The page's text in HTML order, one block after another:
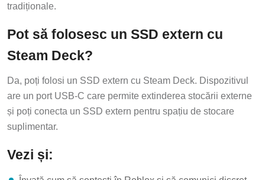
tradiționale.
Pot să folosesc un SSD extern cu
Steam Deck?
Da, poți folosi un SSD extern cu Steam Deck. Dispozitivul
are un port USB-C care permite extinderea stocării externe
și poți conecta un SSD extern pentru spațiu de stocare
suplimentar.
Vezi și: